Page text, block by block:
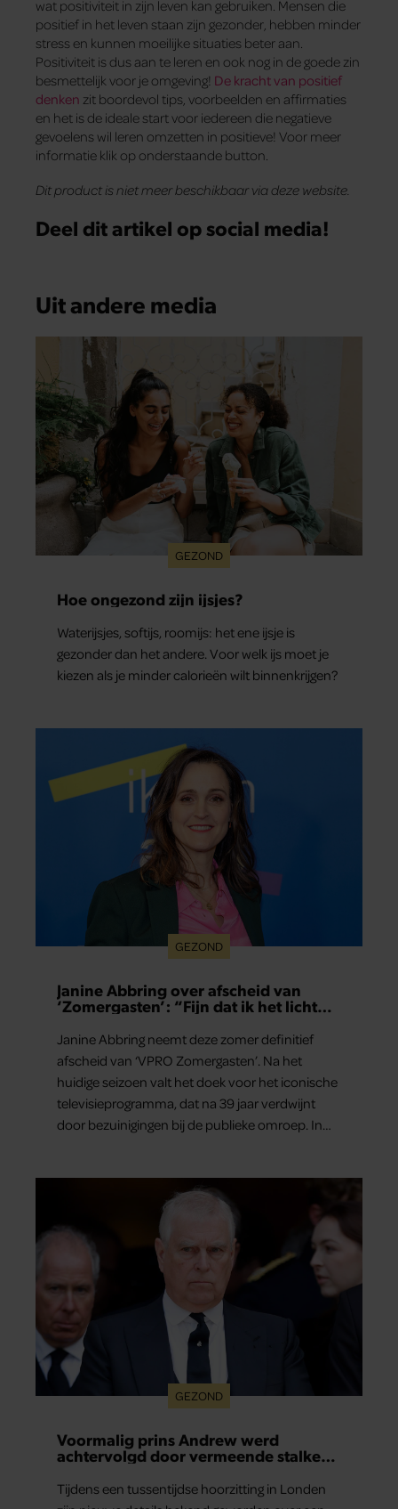
wat positiviteit in zijn leven kan gebruiken. Mensen die
positief in het leven staan zijn gezonder, hebben minder
stress en kunnen moeilijke situaties beter aan.
Positiviteit is dus aan te leren en ook nog in de goede zin
besmettelijk voor je omgeving! De kracht van positief
denken zit boordevol tips, voorbeelden en affirmaties
en het is de ideale start voor iedereen die negatieve
gevoelens wil leren omzetten in positieve! Voor meer
informatie klik op onderstaande button.
Dit product is niet meer beschikbaar via deze website.
Deel dit artikel op social media!
Uit andere media
GEZOND
Hoe ongezond zijn ijsjes?
Waterijsjes, softijs, roomijs: het ene ijsje is
gezonder dan het andere. Voor welk ijs moet je
kiezen als je minder calorieën wilt binnenkrijgen?
GEZOND
Janine Abbring over afscheid van
‘Zomergasten’: “Fijn dat ik het licht
Janine Abbring neemt deze zomer definitief
afscheid van ‘VPRO Zomergasten’. Na het
huidige seizoen valt het doek voor het iconische
televisieprogramma, dat na 39 jaar verdwijnt
door bezuinigingen bij de publieke omroep. In
Hoewel ze uitkijkt naar de laatste reeks, vindt ze
het ook verdrietig dat een televisieklassieker
verdwijnt.
GEZOND
Voormalig prins Andrew werd
achtervolgd door vermeende stalker
Tijdens een tussentijdse hoorzitting in Londen